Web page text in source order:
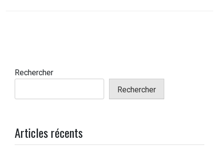
Rechercher
Rechercher
Articles récents